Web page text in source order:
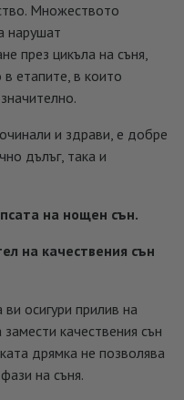
Множеството
нарушат
през цикъла на съня,
етапите, в които
и здрави, е добре
дълъг, така и
на нощен сън.
на качествения сън
осигури прилив на
качествения сън
дрямка не позволява
на съня.